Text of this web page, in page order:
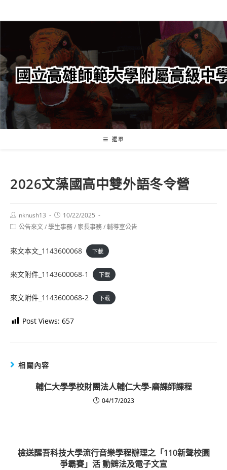
轉
要
內
容
選單
2026文藻國高中雙外語冬令營
Post
author:
nknush13
Post
published:
10/22/2025
Post公告來文/學生事務/ 家長事務/輔導室公告
來文本文_1143600068 下載
來文附件_1143600068-1 下載
來文附件_1143600068-2 下載
Post Views: 657
相關內容
輔仁大學學校財團法人輔仁大學-磨課師課程
04/17/2023
檢送醒吾科技大學流行音樂學程辦理之「110新聲校園
爭霸賽」活 動辧法及電子文宣